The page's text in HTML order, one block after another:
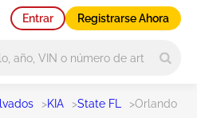
Entrar Registrarse Ahora
>KIA >State FL >Orlando